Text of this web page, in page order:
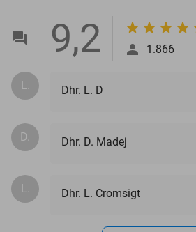
9,2 1.866
L. Dhr. L. D
D. Dhr. D. Madej
L. Dhr. L. Cromsigt